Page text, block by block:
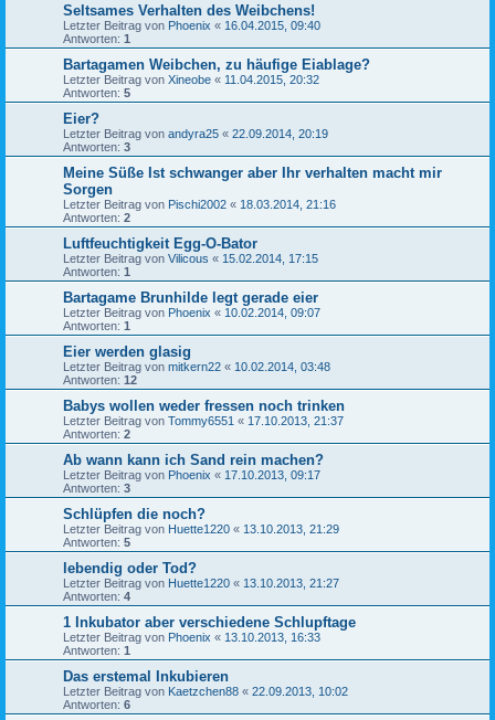
Seltsames Verhalten des Weibchens!
Letzter Beitrag von Phoenix « 16.04.2015, 09:40
Antworten: 1
Bartagamen Weibchen, zu häufige Eiablage?
Letzter Beitrag von Xineobe « 11.04.2015, 20:32
Antworten: 5
Eier?
Letzter Beitrag von andyra25 « 22.09.2014, 20:19
Antworten: 3
Meine Süße Ist schwanger aber Ihr verhalten macht mir
Sorgen
Letzter Beitrag von Pischi2002 « 18.03.2014, 21:16
Antworten: 2
Luftfeuchtigkeit Egg-O-Bator
Letzter Beitrag von Vilicous « 15.02.2014, 17:15
Antworten: 1
Bartagame Brunhilde legt gerade eier
Letzter Beitrag von Phoenix « 10.02.2014, 09:07
Antworten: 1
Eier werden glasig
Letzter Beitrag von mitkern22 « 10.02.2014, 03:48
Antworten: 12
Babys wollen weder fressen noch trinken
Letzter Beitrag von Tommy6551 « 17.10.2013, 21:37
Antworten: 2
Ab wann kann ich Sand rein machen?
Letzter Beitrag von Phoenix « 17.10.2013, 09:17
Antworten: 3
Schlüpfen die noch?
Letzter Beitrag von Huette1220 « 13.10.2013, 21:29
Antworten: 5
lebendig oder Tod?
Letzter Beitrag von Huette1220 « 13.10.2013, 21:27
Antworten: 4
1 Inkubator aber verschiedene Schlupftage
Letzter Beitrag von Phoenix « 13.10.2013, 16:33
Antworten: 1
Das erstemal Inkubieren
Letzter Beitrag von Kaetzchen88 « 22.09.2013, 10:02
Antworten: 6